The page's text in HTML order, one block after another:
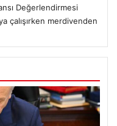
Değerlendirmesi
çalışırken merdivenden